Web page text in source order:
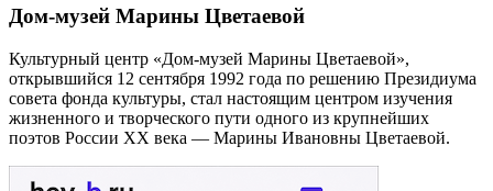
Дом-музей Марины Цветаевой
Культурный центр «Дом-музей Марины Цветаевой»,
открывшийся 12 сентября 1992 года по решению Президиума
совета фонда культуры, стал настоящим центром изучения
жизненного и творческого пути одного из крупнейших
поэтов России XX века — Марины Ивановны Цветаевой.